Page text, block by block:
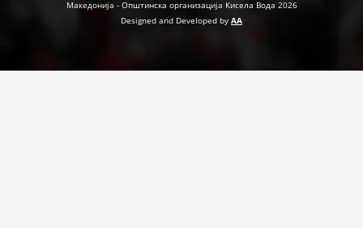
ДЕЈСТВУВАЊЕ
Македонија - Општинска организација Кисела Вода 2026
Designed and Developed by AA